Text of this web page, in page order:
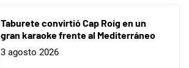
Taburete convirtió Cap Roig en un
gran karaoke frente al Mediterráneo
3 agosto 2026